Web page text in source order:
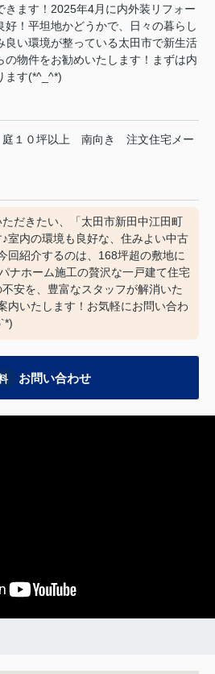
きます！2025年4月に内外装リフォー
好！平坦地かどうかで、日々の暮らし
良い環境が整っている太田市で新生活
の物件をお勧めいたします！まずは内
ます(*^_^*)
庭１０坪以上 南向き
注文住宅メー
だきたい、「太田市新田中江田町
室内の環境も良好な、住みよい中古
回紹介するのは、168坪超の敷地に
ナホーム施工の贅沢な一戸建て住宅
安を、豊富なスタッフが解消いた
内いたします！お気軽にお問い合わ
お問い合わせ